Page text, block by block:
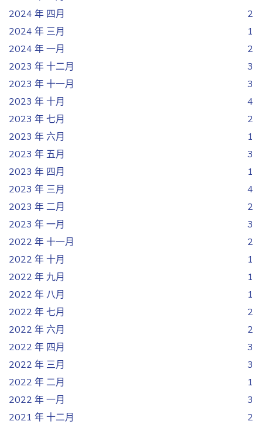
2024 年 四月
2
2024 年 三月
1
2024 年 一月
2
2023 年 十二月
3
2023 年 十一月
3
2023 年 十月
4
2023 年 七月
2
2023 年 六月
1
2023 年 五月
3
2023 年 四月
1
2023 年 三月
4
2023 年 二月
2
2023 年 一月
3
2022 年 十一月
2
2022 年 十月
1
2022 年 九月
1
2022 年 八月
1
2022 年 七月
2
2022 年 六月
2
2022 年 四月
3
2022 年 三月
3
2022 年 二月
1
2022 年 一月
3
2021 年 十二月
2